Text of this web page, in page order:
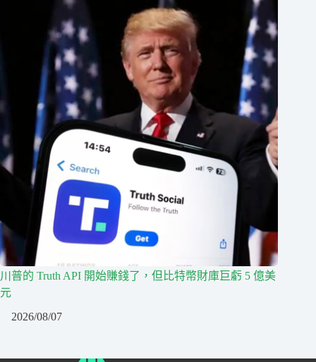
川普的 Truth API 開始賺錢了，但比特幣財庫巨虧 5 億美
元
2026/08/07